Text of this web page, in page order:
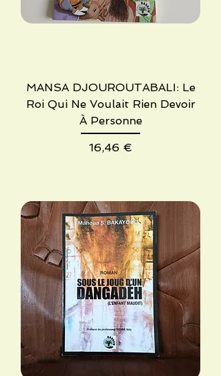
MANSA DJOUROUTABALI: Le
Roi Qui Ne Voulait Rien Devoir
À Personne
Precio
16,46 €